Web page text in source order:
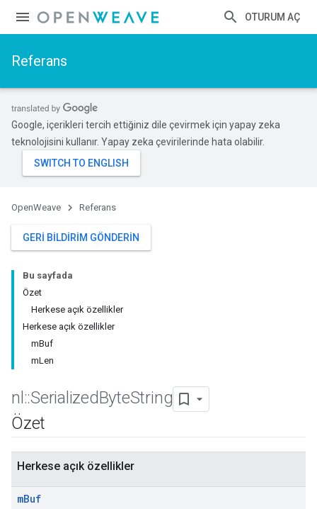
OTURUM AÇ
Referans
Google, içerikleri tercih ettiğiniz dile çevirmek için yapay zeka
teknolojisini kullanır. Yapay zeka çevirilerinde hata olabilir.
OpenWeave Referans
GERI BILDIRIM GÖNDERIN
Bu sayfada
Özet
Herkese açık özellikler
Herkese açık özellikler
mBuf
mLen
nl ::SerializedByteString
Özet
Herkese açık özellikler
mBuf